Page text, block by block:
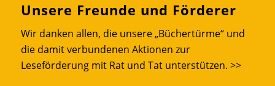
Unsere Freunde und Förderer
Wir danken allen, die unsere „Büchertürme“ und
die damit verbundenen Aktionen zur
Leseförderung mit Rat und Tat unterstützen. >>